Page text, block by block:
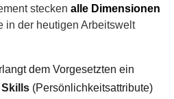
stecken alle Dimensionen
in der heutigen Arbeitswelt
dem Vorgesetzten ein
Skills (Persönlichkeitsattribute)